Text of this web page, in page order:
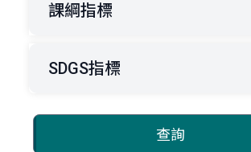
課綱指標
SDGS指標
查詢